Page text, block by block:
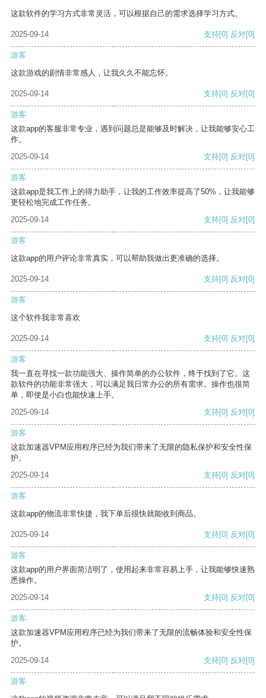
这款软件的学习方式非常灵活，可以根据自己的需求选择学习方式。
2025-09-14 支持[0] 反对[0]
游客
这款游戏的剧情非常感人，让我久久不能忘怀。
2025-09-14 支持[0] 反对[0]
游客
这款app的客服非常专业，遇到问题总是能够及时解决，让我能够安心工
作。
2025-09-14
支持[0] 反对[0]
游客
这款app是我工作上的得力助手，让我的工作效率提高了50%，让我能够
更轻松地完成工作任务。
2025-09-14
支持[0] 反对[0]
游客
这款app的用户评论非常真实，可以帮助我做出更准确的选择。
2025-09-14 支持[0] 反对[0]
游客
这个软件我非常喜欢
2025-09-14 支持[0] 反对[0]
游客
我一直在寻找一款功能强大、操作简单的办公软件，终于找到了它。这
款软件的功能非常强大，可以满足我日常办公的所有需求。操作也很简
单，即使是小白也能快速上手。
2025-09-14
支持[0] 反对[0]
游客
这款加速器VPM应用程序已经为我们带来了无限的隐私保护和安全性保
护。
2025-09-14
支持[0] 反对[0]
游客
这款app的物流非常快捷，我下单后很快就能收到商品。
2025-09-14 支持[0] 反对[0]
游客
这款app的用户界面简洁明了，使用起来非常容易上手，让我能够快速熟
悉操作。
2025-09-14
支持[0] 反对[0]
游客
这款加速器VPM应用程序已经为我们带来了无限的流畅体验和安全性保
护。
2025-09-14
支持[0] 反对[0]
游客